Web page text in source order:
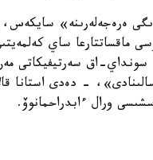
ەرەجەلەرىنە» سايكەس،
سونداي-اق
سالىنادى»، - دەدى استانا
ورال ءابدراحمانوۆ.